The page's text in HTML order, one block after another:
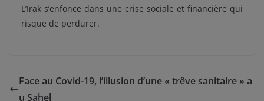
L’Irak s’enfonce dans une crise sociale et financière qui
risque de perdurer.
Face au Covid-19, l’illusion d’une « trêve sanitaire » a
u Sahel